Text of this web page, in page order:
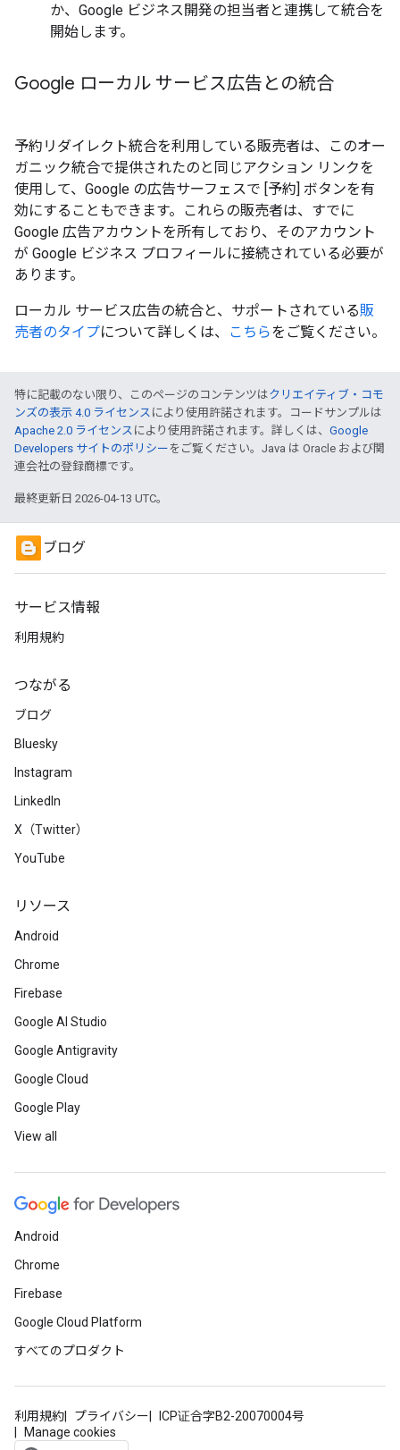
か、Google ビジネス開発の担当者と連携して統合を
開始します。
Google ローカル サービス広告との統合
予約リダイレクト統合を利用している販売者は、このオー
ガニック統合で提供されたのと同じアクション リンクを
使用して、Google の広告サーフェスで [予約] ボタンを有
効にすることもできます。これらの販売者は、すでに
Google 広告アカウントを所有しており、そのアカウント
が Google ビジネス プロフィールに接続されている必要が
あります。
ローカル サービス広告の統合と、サポートされている販
売者のタイプについて詳しくは、 こちらをご覧ください。
特に記載のない限り、このページのコンテンツはクリエイティブ・コモ
ンズの表示 4.0 ライセンス により使用許諾されます。コードサンプルは
Apache 2.0 ライセンス により使用許諾されます。詳しくは、 Google
Developers サイトのポリシー をご覧ください。Java は Oracle および関
連会社の登録商標です。
最終更新日 2026-04-13 UTC。
ブログ
サービス情報
利用規約
つながる
ブログ
Bluesky
Instagram
LinkedIn
X（Twitter）
YouTube
リソース
Android
Chrome
Firebase
Google AI Studio
Google Antigravity
Google Cloud
Google Play
View all
Android
Chrome
Firebase
Google Cloud Platform
すべてのプロダクト
利用規約 プライバシー
ICP证合字B2-20070004号
Manage cookies